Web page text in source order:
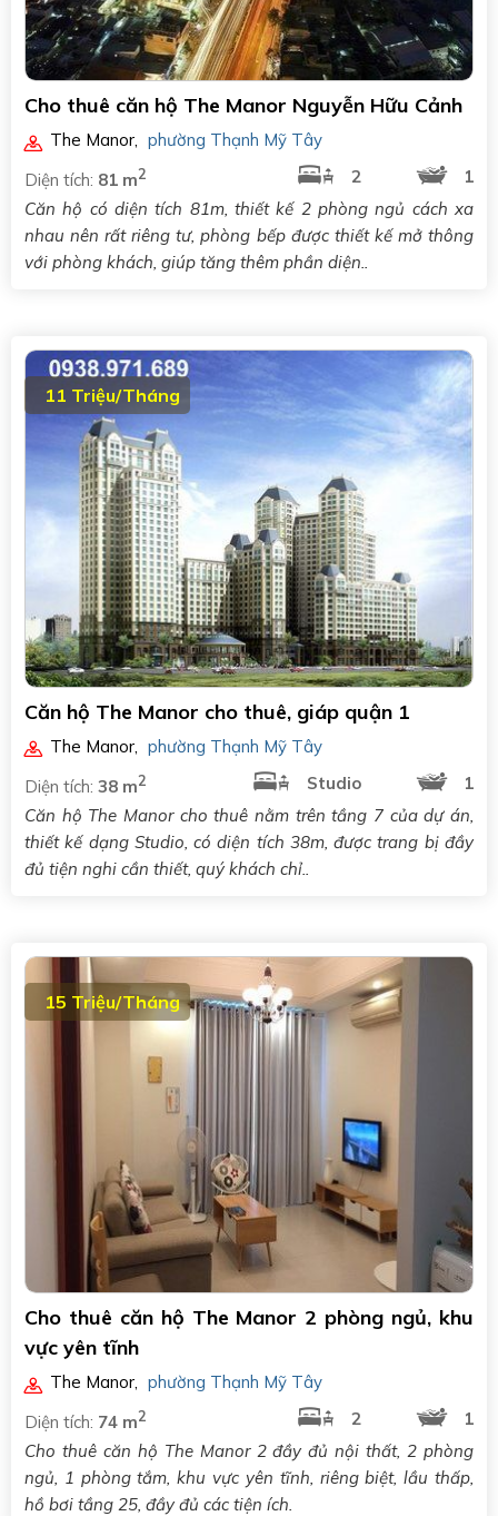
Cho thuê căn hộ The Manor Nguyễn Hữu Cảnh
The Manor, phường Thạnh Mỹ Tây
Diện tích: 81 m2 2
1
Căn hộ có diện tích 81m, thiết kế 2 phòng ngủ cách xa
nhau nên rất riêng tư, phòng bếp được thiết kế mở thông
với phòng khách, giúp tăng thêm phần diện..
11 Triệu/Tháng
Căn hộ The Manor cho thuê, giáp quận 1
The Manor
phường Thạnh Mỹ Tây
Diện tích: 38 m2 Studio
1
Căn hộ The Manor cho thuê nằm trên tầng 7 của dự án,
thiết kế dạng Studio, có diện tích 38m, được trang bị đầy
đủ tiện nghi cần thiết, quý khách chỉ..
15 Triệu/Tháng
Cho thuê căn hộ The Manor 2 phòng ngủ, khu
vực yên tĩnh
The Manor, phường Thạnh Mỹ Tây
Diện tích: 74 m2 2
1
Cho thuê căn hộ The Manor 2 đầy đủ nội thất, 2 phòng
ngủ, 1 phòng tắm, khu vực yên tĩnh, riêng biệt, lầu thấp,
hồ bơi tầng 25, đầy đủ các tiện ích.